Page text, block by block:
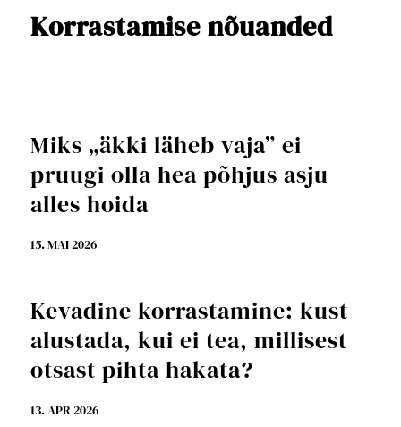
Korrastamise nõuanded
Miks „äkki läheb vaja” ei
pruugi olla hea põhjus asju
alles hoida
15. MAI 2026
Kevadine korrastamine: kust
alustada, kui ei tea, millisest
otsast pihta hakata?
13. APR 2026